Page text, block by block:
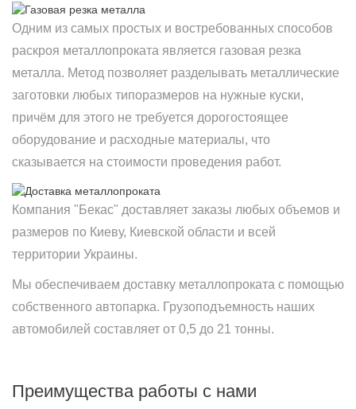
Одним из самых простых и востребованных способов
раскроя металлопроката является газовая резка
металла. Метод позволяет разделывать металлические
заготовки любых типоразмеров на нужные куски,
причём для этого не требуется дорогостоящее
оборудование и расходные материалы, что
сказывается на стоимости проведения работ.
Компания "Бекас" доставляет заказы любых объемов и
размеров по Киеву, Киевской области и всей
территории Украины.
Мы обеспечиваем доставку металлопроката с помощью
собственного автопарка. Грузоподъемность наших
автомобилей составляет от 0,5 до 21 тонны.
Преимущества работы с нами